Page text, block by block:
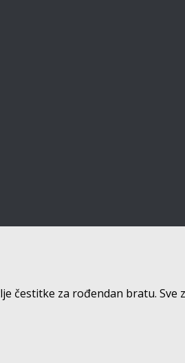
čestitke za rođendan bratu.